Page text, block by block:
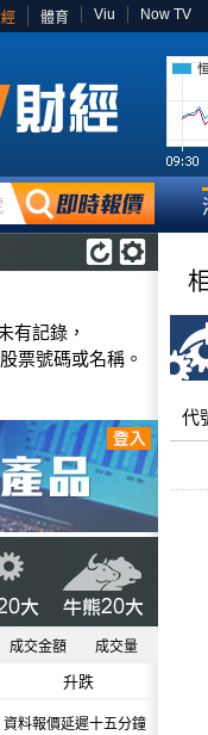
體育 Viu Now TV
有記錄，
票號碼或名稱。
成交金額 成交量
升跌
資料報價延遲十五分鐘
代